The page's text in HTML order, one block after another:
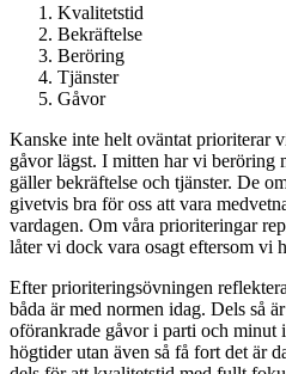
Kvalitetstid
Bekräftelse
Beröring
Tjänster
Gåvor
Kanske inte helt oväntat prioriterar
gåvor lägst. I mitten har vi beröring
gäller bekräftelse och tjänster. De
givetvis bra för oss att vara
vardagen. Om våra prioriteringar
låter vi dock vara osagt eftersom vi
Efter prioriteringsövningen
båda är med normen idag. Dels så
oförankrade gåvor i parti och minut
högtider utan även så få fort det är